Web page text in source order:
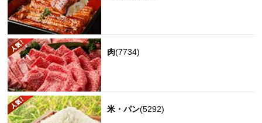
肉(7734)
米・パン(5292)